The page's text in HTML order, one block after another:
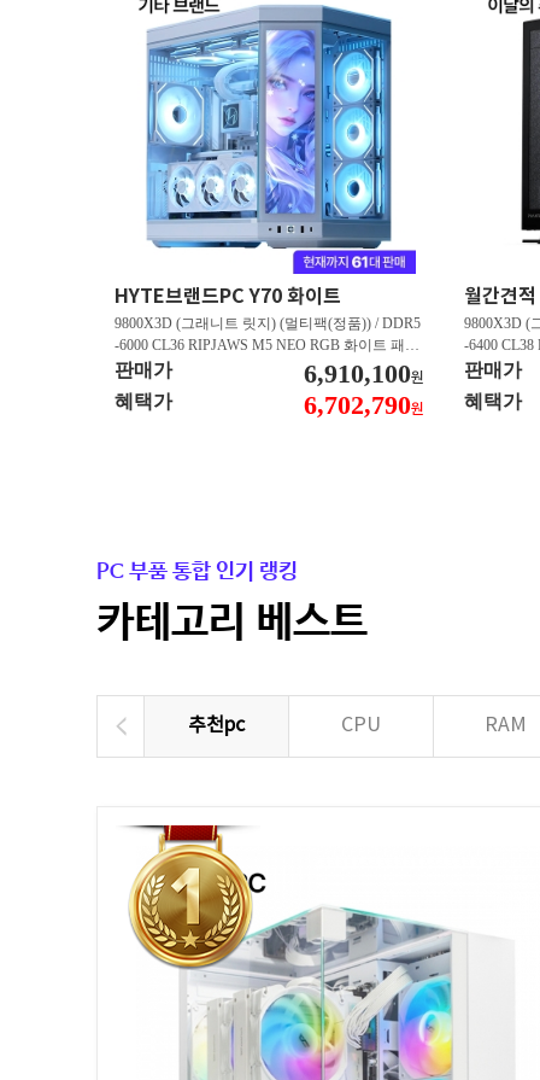
HYTE브랜드PC Y70 화이트
9800X3D (그래니트 릿지) (멀티팩(정품)) / DDR5
-6000 CL36 RIPJAWS M5 NEO RGB 화이트 패키
지 (32GB(16Gx2)) / B850M AORUS ELITE WIFI6
E ICE 피씨디렉트 / 지포스 RTX 5080 AERO OC S
FF D7 16GB 제이씨현 / BLACK SN850X M.2 NV
판매가 6,910,100원
혜택가 6,702,790원
9800X3D (
-6400 CL38
스
/ 라데온
0 M.2
판매가
혜택가
PC 부품 통합 인기 랭킹
카테고리 베스트
추천pc CPU RAM